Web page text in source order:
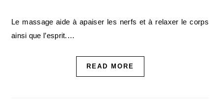
Le massage aide à apaiser les nerfs et à relaxer le corps
ainsi que l’esprit.…
READ MORE